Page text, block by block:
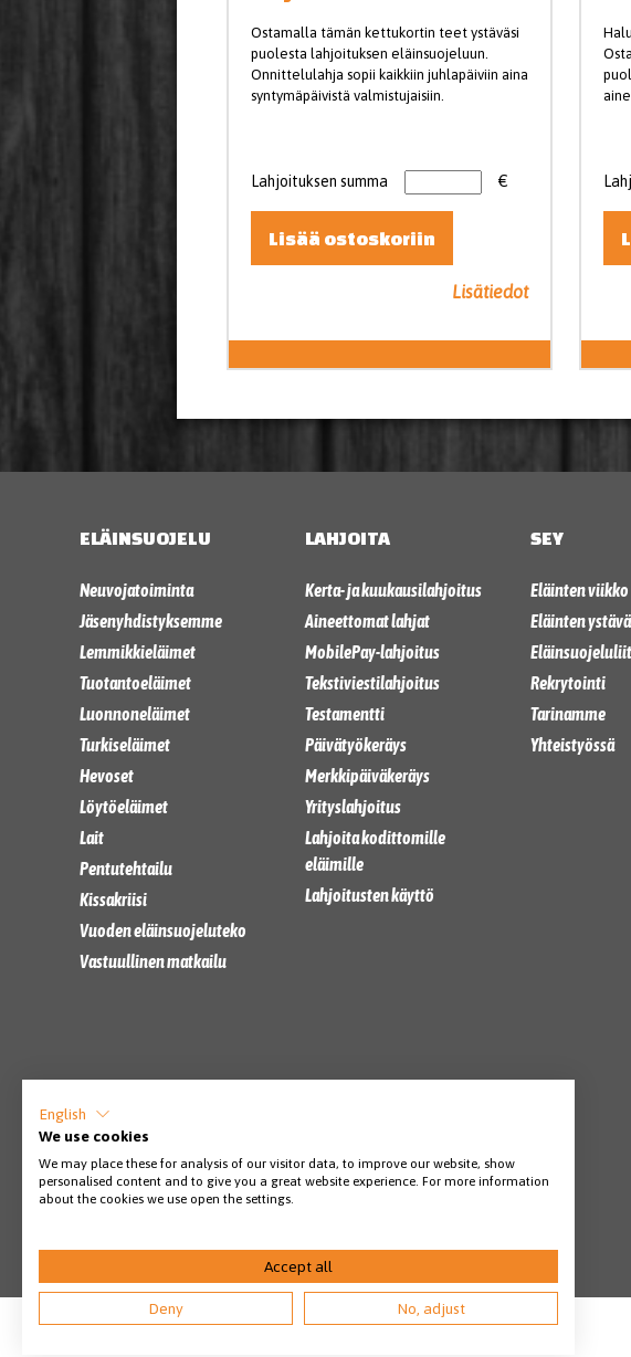
Ostamalla tämän kettukortin teet ystäväsi
puolesta lahjoituksen eläinsuojeluun.
Onnittelulahja sopii kaikkiin juhlapäiviin aina
syntymäpäivistä valmistujaisiin.
Lahjoituksen summa €
Lisää ostoskoriin
Lisätiedot
ELÄINSUOJELU
Neuvojatoiminta
Jäsenyhdistyksemme
Lemmikkieläimet
Tuotantoeläimet
Luonnoneläimet
Turkiseläimet
Hevoset
Löytöeläimet
Lait
Pentutehtailu
Kissakriisi
Vuoden eläinsuojeluteko
Vastuullinen matkailu
LAHJOITA
Kerta- ja kuukausilahjoitus
Aineettomat lahjat
MobilePay-lahjoitus
Tekstiviestilahjoitus
Testamentti
Päivätyökeräys
Merkkipäiväkeräys
Yrityslahjoitus
Lahjoita kodittomille
eläimille
Lahjoitusten käyttö
SEY
Eläinten viikko
Eläinten ystävä
Rekrytointi
Tarinamme
Yhteistyössä
English
We use cookies
We may place these for analysis of our visitor data, to improve our website, show
personalised content and to give you a great website experience. For more information
about the cookies we use open the settings.
Accept all
Deny No, adjust